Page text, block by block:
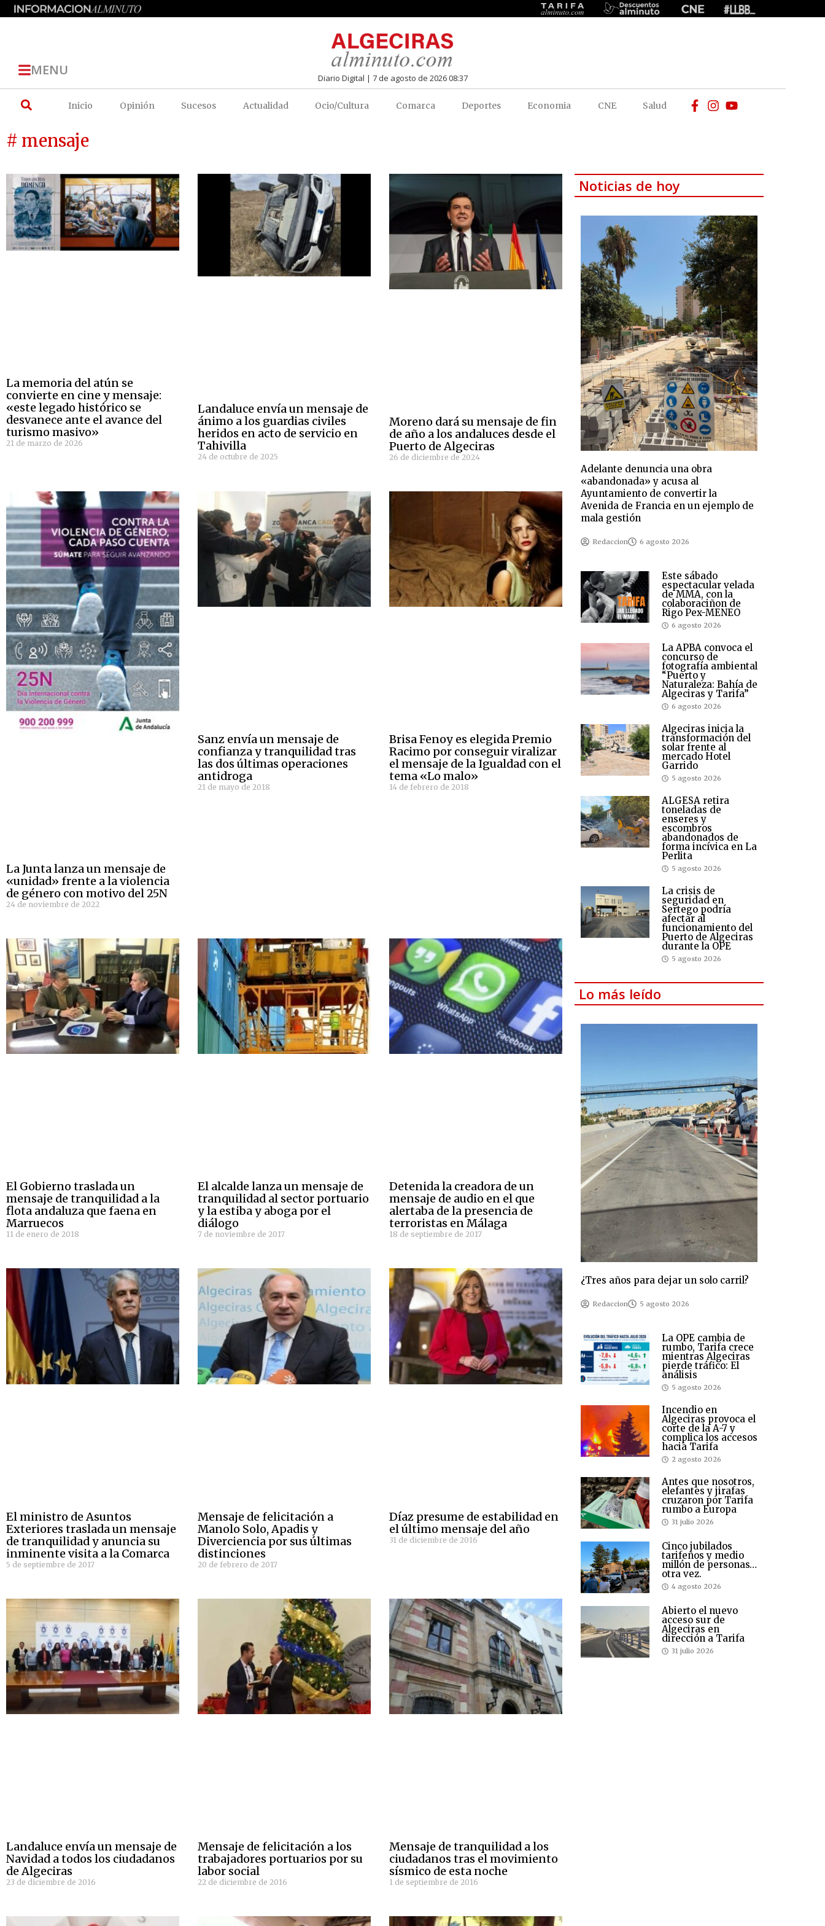
MENU Diario Digital | 7 de agosto de 2026 08:37
Inicio Opinión Sucesos Actualidad Ocio/Cultura Comarca Deportes Economia CNE Salud
# mensaje
La memoria del atún se
convierte en cine y mensaje:
«este legado histórico se
desvanece ante el avance del
turismo masivo»
21 de marzo de 2026
Landaluce envía un mensaje de
ánimo a los guardias civiles
heridos en acto de servicio en
Tahivilla
24 de octubre de 2025
Moreno dará su mensaje de fin
de año a los andaluces desde el
Puerto de Algeciras
26 de diciembre de 2024
La Junta lanza un mensaje de
«unidad» frente a la violencia
de género con motivo del 25N
24 de noviembre de 2022
Sanz envía un mensaje de
confianza y tranquilidad tras
las dos últimas operaciones
antidroga
21 de mayo de 2018
Brisa Fenoy es elegida Premio
Racimo por conseguir viralizar
el mensaje de la Igualdad con el
tema «Lo malo»
14 de febrero de 2018
El Gobierno traslada un
mensaje de tranquilidad a la
flota andaluza que faena en
Marruecos
11 de enero de 2018
El alcalde lanza un mensaje de
tranquilidad al sector portuario
y la estiba y aboga por el
diálogo
7 de noviembre de 2017
Detenida la creadora de un
mensaje de audio en el que
alertaba de la presencia de
terroristas en Málaga
18 de septiembre de 2017
El ministro de Asuntos
Exteriores traslada un mensaje
de tranquilidad y anuncia su
inminente visita a la Comarca
5 de septiembre de 2017
Mensaje de felicitación a
Manolo Solo, Apadis y
Diverciencia por sus últimas
distinciones
20 de febrero de 2017
Díaz presume de estabilidad en
el último mensaje del año
31 de diciembre de 2016
Landaluce envía un mensaje de
Navidad a todos los ciudadanos
de Algeciras
23 de diciembre de 2016
Mensaje de felicitación a los
trabajadores portuarios por su
labor social
22 de diciembre de 2016
Mensaje de tranquilidad a los
ciudadanos tras el movimiento
sísmico de esta noche
1 de septiembre de 2016
Noticias de hoy
Adelante denuncia una obra
«abandonada» y acusa al
Ayuntamiento de convertir la
Avenida de Francia en un ejemplo de
mala gestión
Redaccion 6 agosto 2026
Este sábado
espectacular velada
de MMA, con la
colaboraciñon de
Rigo Pex-MENEO
6 agosto 2026
La APBA convoca el
concurso de
fotografía ambiental
“Puerto y
Naturaleza: Bahía de
Algeciras y Tarifa”
6 agosto 2026
Algeciras inicia la
transformación del
solar frente al
mercado Hotel
Garrido
5 agosto 2026
ALGESA retira
toneladas de
enseres y
escombros
abandonados de
forma incívica en La
Perlita
5 agosto 2026
La crisis de
seguridad en
Sertego podría
afectar al
funcionamiento del
Puerto de Algeciras
durante la OPE
5 agosto 2026
Lo más leído
¿Tres años para dejar un solo carril?
Redaccion 5 agosto 2026
La OPE cambia de
rumbo, Tarifa crece
mientras Algeciras
pierde tráfico: El
análisis
5 agosto 2026
Incendio en
Algeciras provoca el
corte de la A-7 y
complica los accesos
hacia Tarifa
2 agosto 2026
Antes que nosotros,
elefantes y jirafas
cruzaron por Tarifa
rumbo a Europa
31 julio 2026
Cinco jubilados
tarifeños y medio
millón de personas…
otra vez.
4 agosto 2026
Abierto el nuevo
acceso sur de
Algeciras en
dirección a Tarifa
31 julio 2026